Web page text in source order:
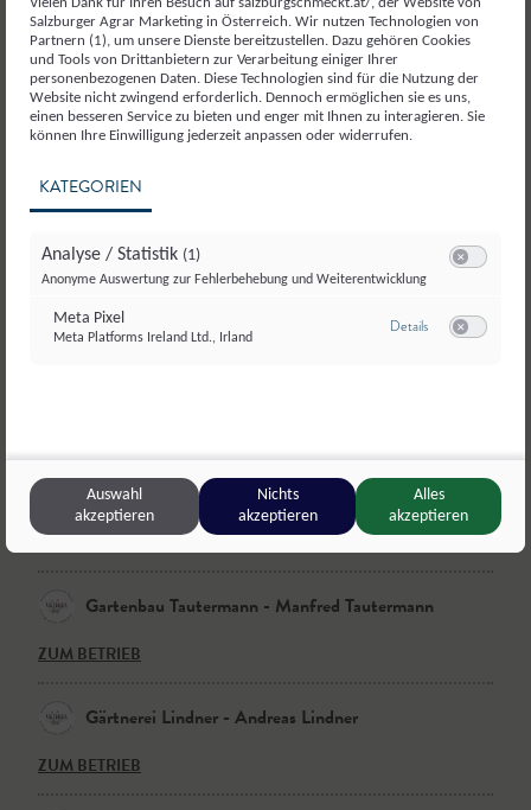
08:00 - 18:00 Uhr
Samstag
08:00 - 12:00 Uhr
vor Ort:
Gartenbau Tautermann - Manfred Tautermann
ZUM BETRIEB
Gärtnerei Lindner - Andreas Lindner
ZUM BETRIEB
Salzburger Agrar Marketing in Österreich. Wir nutzen Technologien von
Partnern (1), um unsere Dienste bereitzustellen. Dazu gehören Cookies
und Tools von Drittanbietern zur Verarbeitung einiger Ihrer
personenbezogenen Daten. Diese Technologien sind für die Nutzung der
Website nicht zwingend erforderlich. Dennoch ermöglichen sie es uns,
einen besseren Service zu bieten und enger mit Ihnen zu interagieren. Sie
können Ihre Einwilligung jederzeit anpassen oder widerrufen.
KATEGORIEN
Analyse / Statistik (1)
Anonyme Auswertung zur Fehlerbehebung und Weiterentwicklung
Meta Pixel
Meta Platforms Ireland Ltd., Irland
Detailszu Meta Pixel
Auswahl
akzeptieren
Nichts
akzeptieren
Alles
akzeptieren